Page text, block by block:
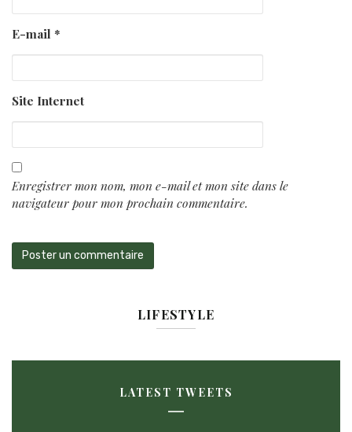
E-mail *
Site Internet
Enregistrer mon nom, mon e-mail et mon site dans le
navigateur pour mon prochain commentaire.
LIFESTYLE
LATEST TWEETS